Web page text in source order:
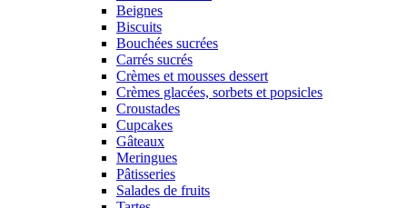
Beignes
Biscuits
Bouchées sucrées
Carrés sucrés
Crèmes et mousses dessert
Crèmes glacées, sorbets et popsicles
Croustades
Cupcakes
Gâteaux
Meringues
Pâtisseries
Salades de fruits